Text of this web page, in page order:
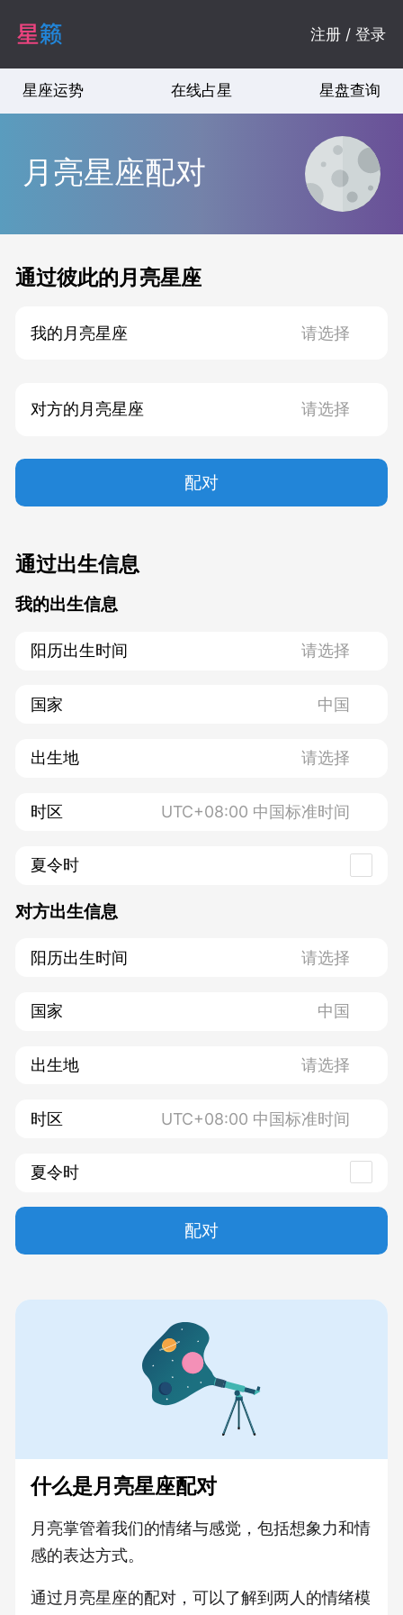
注册 / 登录
星座运势 在线占星 星盘查询
月亮星座配对
通过彼此的月亮星座
我的月亮星座
对方的月亮星座
配对
通过出生信息
我的出生信息
阳历出生时间
国家
出生地
时区
夏令时
对方出生信息
阳历出生时间
国家
出生地
时区
夏令时
配对
什么是月亮星座配对
月亮掌管着我们的情绪与感觉，包括想象力和情
感的表达方式。
通过月亮星座的配对，可以了解到两人的情绪模